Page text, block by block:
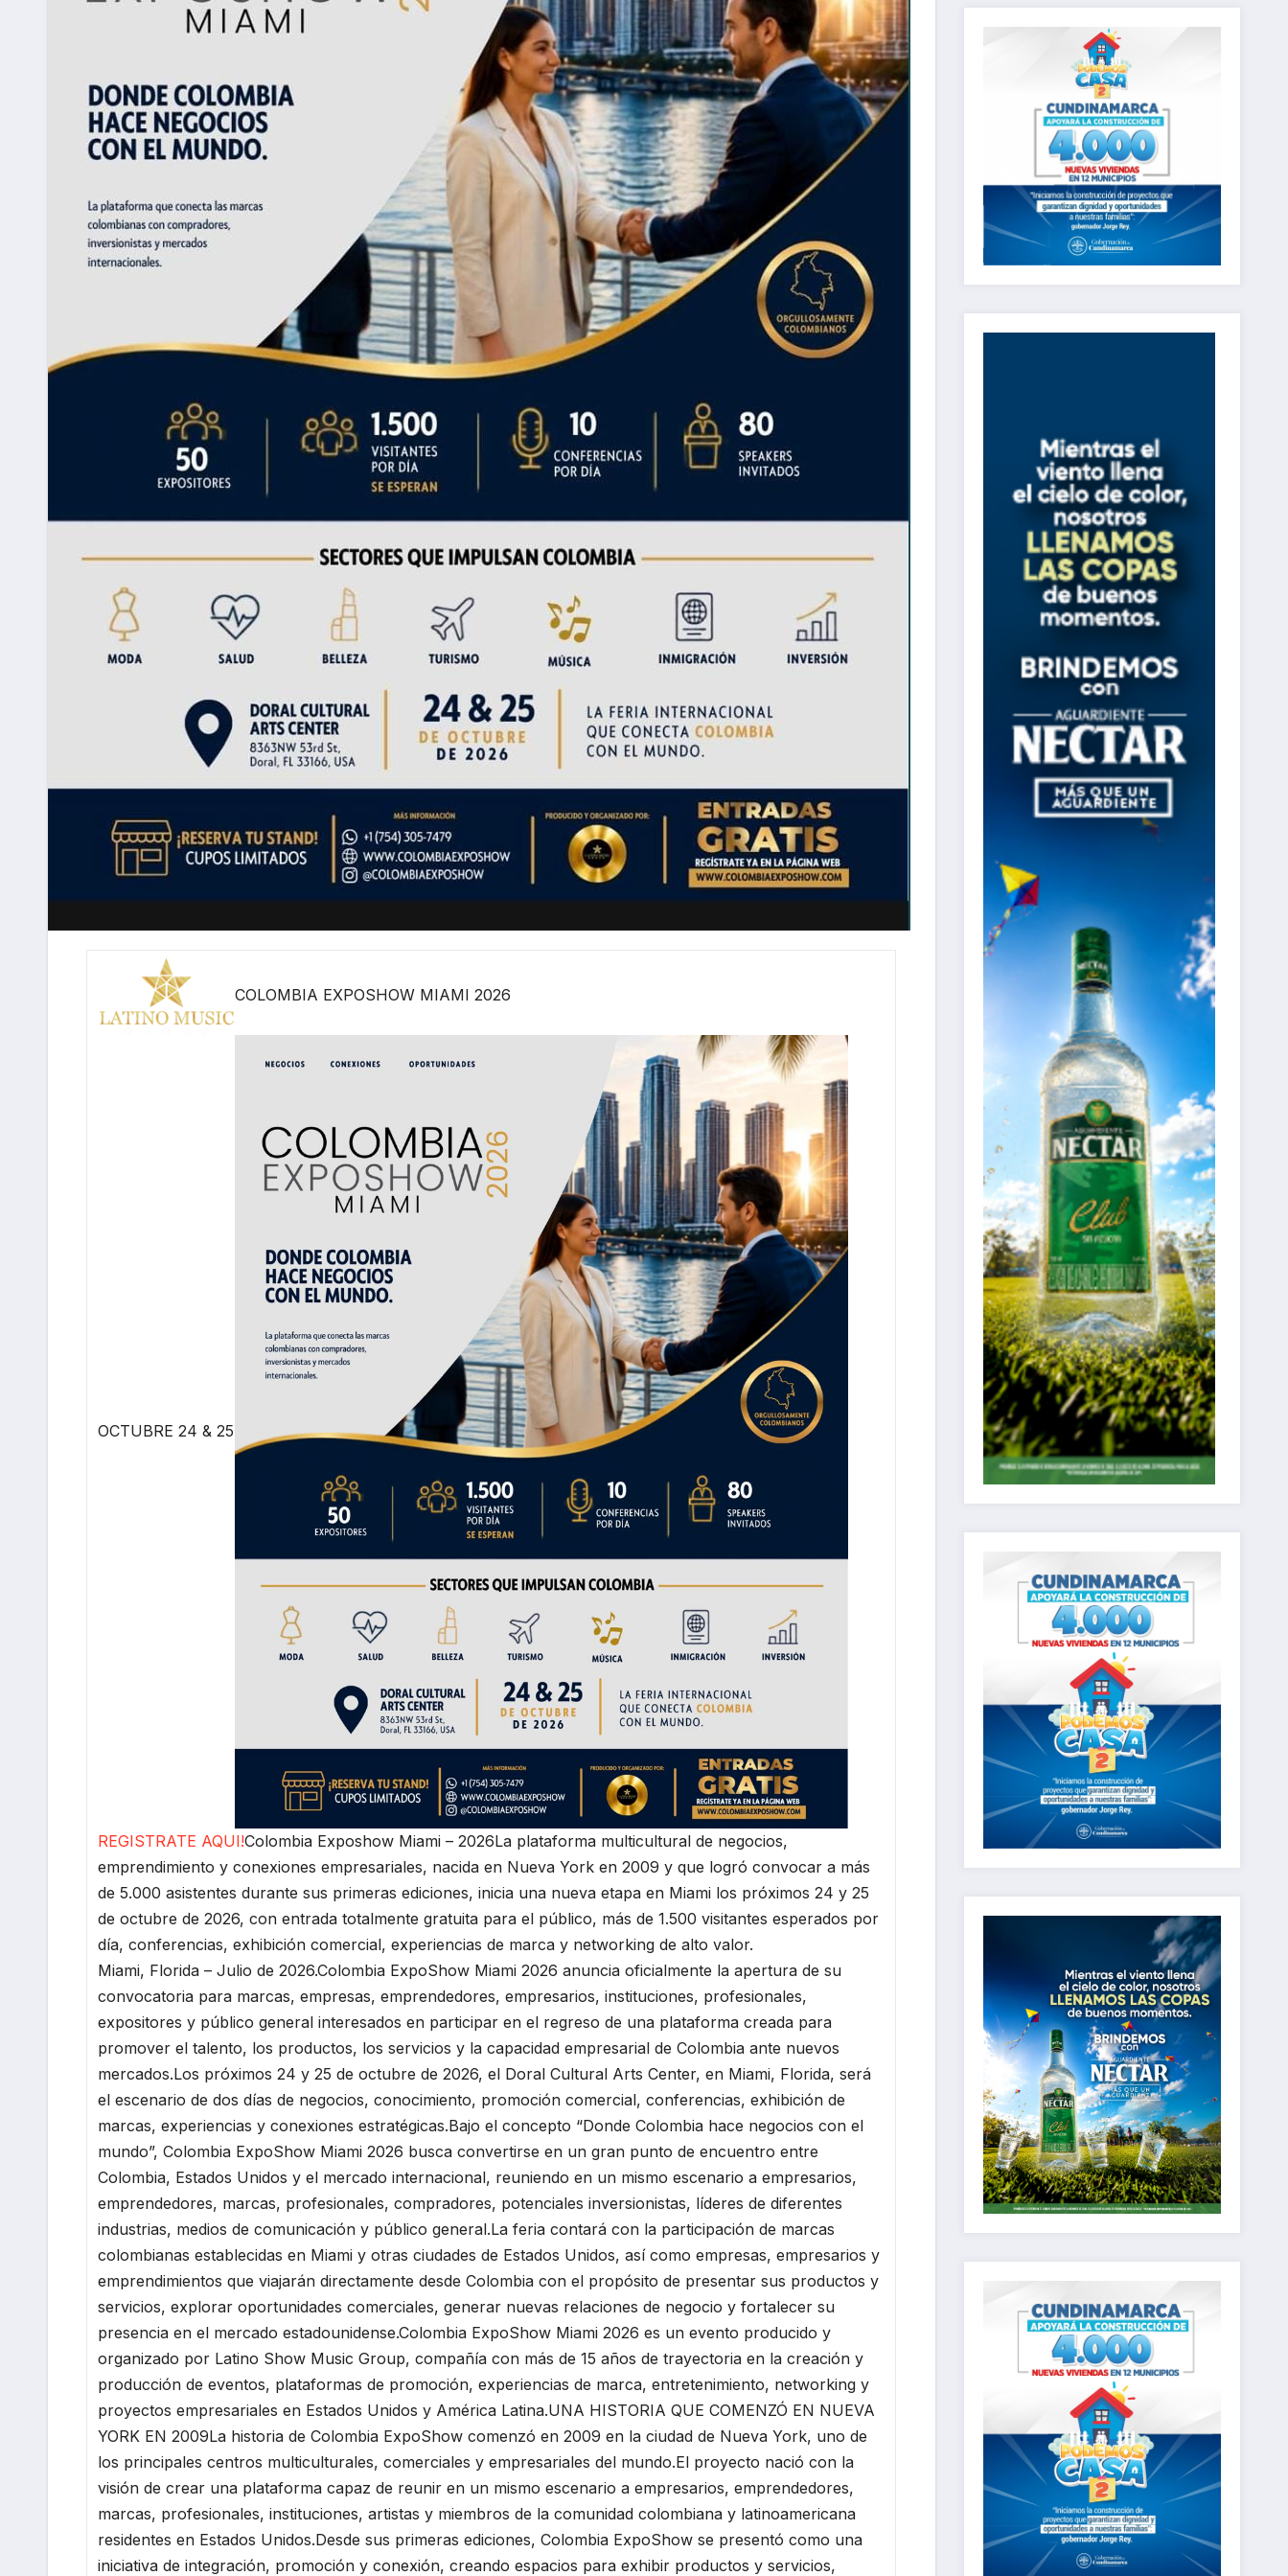
COLO MBIA EXPOSHOW MIAMI 2026
OCTUBRE 24 & 25
REGISTRATE AQUI!Colombia Exposhow Miami – 2026La plataforma multicultural de negocios,
emprendimiento y conexiones empresariales, nacida en Nueva York en 2009 y que logró convocar a más
de 5.000 asistentes durante sus primeras ediciones, inicia una nueva etapa en Miami los próximos 24 y 25
de octubre de 2026, con entrada totalmente gratuita para el público, más de 1.500 visitantes esperados por
día, conferencias, exhibición comercial, experiencias de marca y networking de alto valor.
Miami, Florida – Julio de 2026.Colombia ExpoShow Miami 2026 anuncia oficialmente la apertura de su
convocatoria para marcas, empresas, emprendedores, empresarios, instituciones, profesionales,
expositores y público general interesados en participar en el regreso de una plataforma creada para
promover el talento, los productos, los servicios y la capacidad empresarial de Colombia ante nuevos
mercados.Los próximos 24 y 25 de octubre de 2026, el Doral Cultural Arts Center, en Miami, Florida, será
el escenario de dos días de negocios, conocimiento, promoción comercial, conferencias, exhibición de
marcas, experiencias y conexiones estratégicas.Bajo el concepto “Donde Colombia hace negocios con el
mundo”, Colombia ExpoShow Miami 2026 busca convertirse en un gran punto de encuentro entre
Colombia, Estados Unidos y el mercado internacional, reuniendo en un mismo escenario a empresarios,
emprendedores, marcas, profesionales, compradores, potenciales inversionistas, líderes de diferentes
industrias, medios de comunicación y público general.La feria contará con la participación de marcas
colombianas establecidas en Miami y otras ciudades de Estados Unidos, así como empresas, empresarios y
emprendimientos que viajarán directamente desde Colombia con el propósito de presentar sus productos y
servicios, explorar oportunidades comerciales, generar nuevas relaciones de negocio y fortalecer su
presencia en el mercado estadounidense.Colombia ExpoShow Miami 2026 es un evento producido y
organizado por Latino Show Music Group, compañía con más de 15 años de trayectoria en la creación y
producción de eventos, plataformas de promoción, experiencias de marca, entretenimiento, networking y
proyectos empresariales en Estados Unidos y América Latina.UNA HISTORIA QUE COMENZÓ EN NUEVA
YORK EN 2009La historia de Colombia ExpoShow comenzó en 2009 en la ciudad de Nueva York, uno de
los principales centros multiculturales, comerciales y empresariales del mundo.El proyecto nació con la
visión de crear una plataforma capaz de reunir en un mismo escenario a empresarios, emprendedores,
marcas, profesionales, instituciones, artistas y miembros de la comunidad colombiana y latinoamericana
residentes en Estados Unidos.Desde sus primeras ediciones, Colombia ExpoShow se presentó como una
iniciativa de integración, promoción y conexión, creando espacios para exhibir productos y servicios,